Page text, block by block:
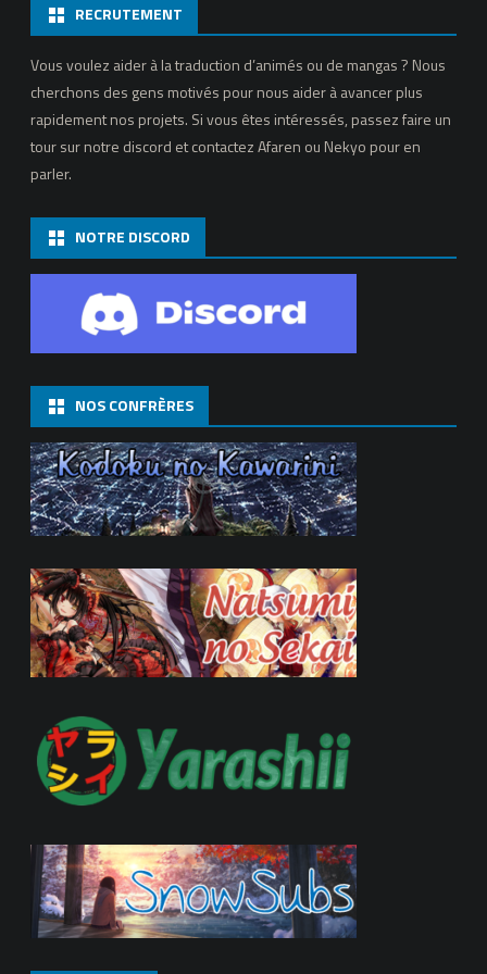
RECRUTEMENT
Vous voulez aider à la traduction d’animés ou de mangas ? Nous
cherchons des gens motivés pour nous aider à avancer plus
rapidement nos projets. Si vous êtes intéressés, passez faire un
tour sur notre discord et contactez Afaren ou Nekyo pour en
parler.
NOTRE DISCORD
NOS CONFRÈRES